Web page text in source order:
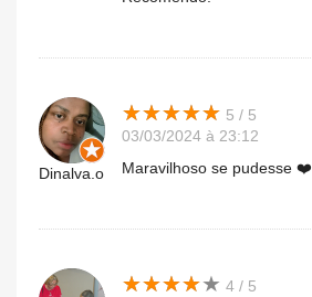
Dinalva.o
★★★★★
★★★★★ 5 / 5
03/03/2024 à 23:12
Maravilhoso se pudesse ❤️
★★★★★
★★★★★ 4 / 5